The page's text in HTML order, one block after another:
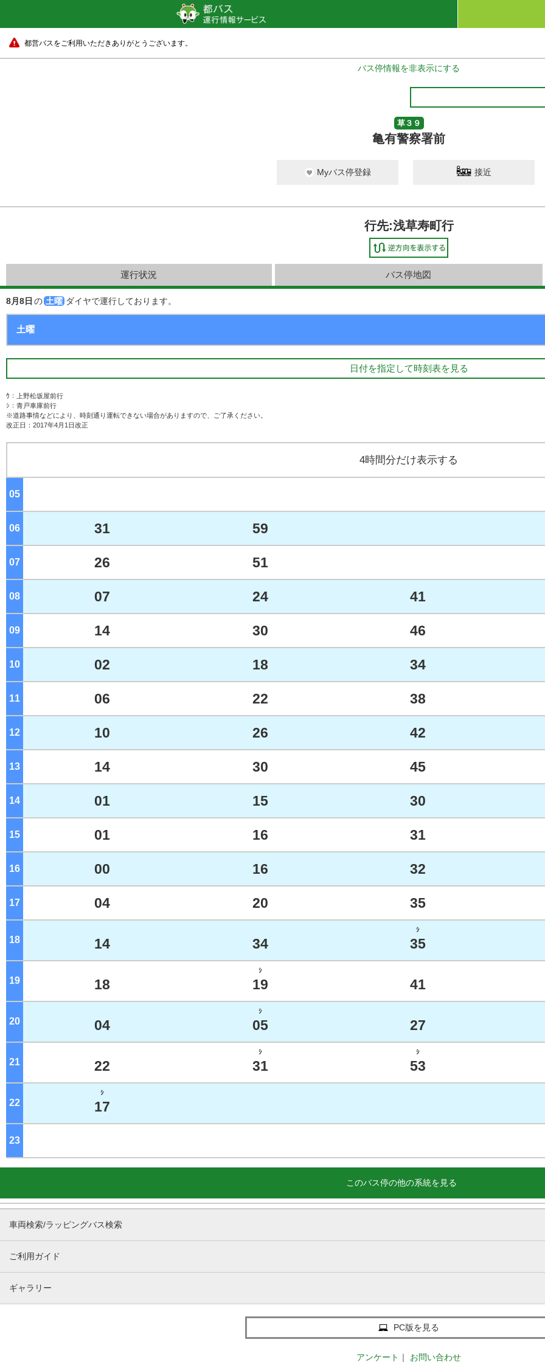
都営バスをご利用いただきありがとうございます。
バス停情報を非表示にする
草３９
亀有警察署前
Myバス停登録 接近
行先:浅草寿町行
運行状況 バス停地図
8月8日 の 土曜 ダイヤで運行しております。
日付を指定して時刻表を見る
ｳ：上野松坂屋前行
ｼ：青戸車庫前行
※道路事情などにより、時刻通り運転できない場合がありますので、ご了承ください。
改正日：2017年4月1日改正
4時間分だけ表示する
05
06 31 59
07 26 51
08 07 24 41
09 14 30 46
10 02 18 34
11 06 22 38
12 10 26 42
13 14 30 45
14 01 15 30
15 01 16 31
16 00 16 32
17 04 20 35
18 14 34
ｼ
35
19 18
ｼ
19 41
20 04
ｼ
05 27
21 22
ｼ
31
ｼ
53
22
ｼ
17
23
このバス停の他の系統を見る
車両検索/ラッピングバス検索
ご利用ガイド
ギャラリー
PC版を見る
アンケート ｜ お問い合わせ